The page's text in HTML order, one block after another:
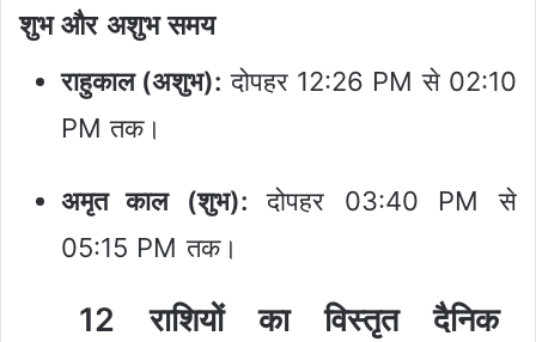
शुभ और अशुभ समय
राहुकाल (अशुभ): दोपहर 12:26 PM से 02:10
PM तक।
अमृत काल (शुभ): दोपहर 03:40 PM से
05:15 PM तक।
12 राशियों का विस्तृत दैनिक